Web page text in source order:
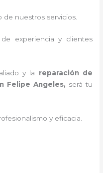
nuestros servicios.
experiencia y clientes
y la reparación de
Felipe Angeles, será tu
y eficacia.